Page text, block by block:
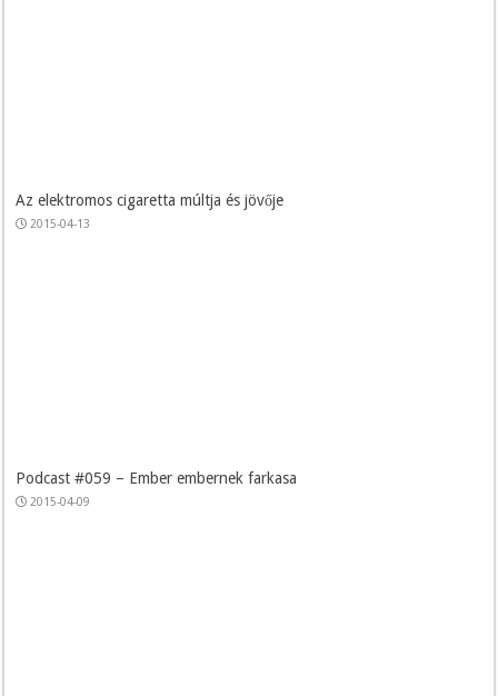
Az elektromos cigaretta múltja és jövője
2015-04-13
Podcast #059 – Ember embernek farkasa
2015-04-09